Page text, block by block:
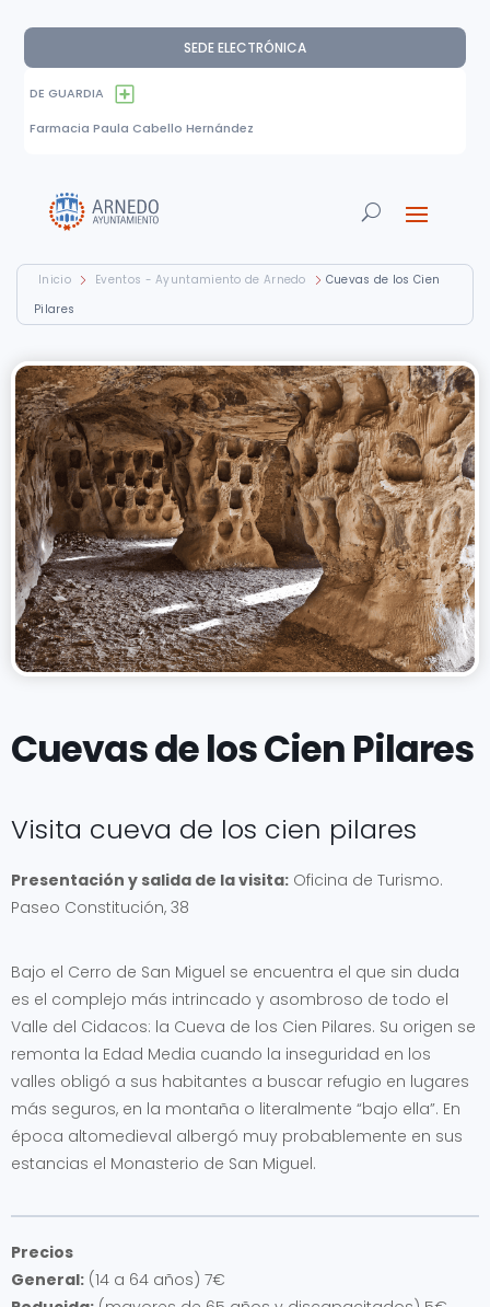
SEDE ELECTRÓNICA
DE GUARDIA
Farmacia Paula Cabello Hernández
Inicio Eventos - Ayuntamiento de Arnedo
Cuevas de los Cien
Pilares
Cuevas de los Cien Pilares
Visita cueva de los cien pilares
Presentación y salida de la visita: Oficina de Turismo.
Paseo Constitución, 38
Bajo el Cerro de San Miguel se encuentra el que sin duda
es el complejo más intrincado y asombroso de todo el
Valle del Cidacos: la Cueva de los Cien Pilares. Su origen se
remonta la Edad Media cuando la inseguridad en los
valles obligó a sus habitantes a buscar refugio en lugares
más seguros, en la montaña o literalmente “bajo ella”. En
época altomedieval albergó muy probablemente en sus
estancias el Monasterio de San Miguel.
Precios
General: (14 a 64 años) 7€